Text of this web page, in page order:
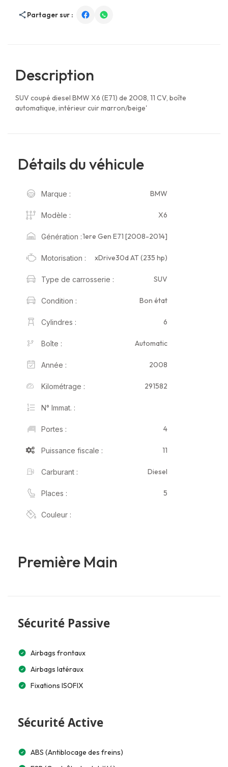
Partager sur :
Description
SUV coupé diesel BMW X6 (E71) de 2008, 11 CV, boîte
automatique, intérieur cuir marron/beige'
Détails du véhicule
Marque : BMW
Modèle : X6
Génération :1ere Gen E71 [2008-2014]
Motorisation : xDrive30d AT (235 hp)
Type de carrosserie : SUV
Condition : Bon état
Cylindres : 6
Boîte : Automatic
Année : 2008
Kilométrage : 291582
N° Immat. :
Portes : 4
Puissance fiscale : 11
Carburant : Diesel
Places : 5
Couleur :
Première Main
Sécurité Passive
Airbags frontaux
Airbags latéraux
Fixations ISOFIX
Sécurité Active
ABS (Antiblocage des freins)